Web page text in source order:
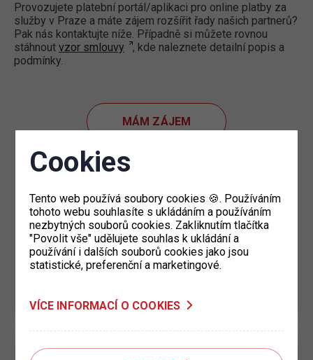
Provozujete platební portál/aplikaci pro online platby za
služby v Praze a máte zájem rozšířit řady našich partnerů?
Pak nás kontaktujte níže. Případně si můžete rovnou
stáhnout vzor smlouvy
, kde naleznete detailní popis a
podmínky.
MÁM ZÁJEM
Cookies
Tento web používá soubory cookies 🍪. Používáním
tohoto webu souhlasíte s ukládáním a používáním
nezbytných souborů cookies. Zakliknutím tlačítka
"Povolit vše" udělujete souhlas k ukládání a
používání i dalších souborů cookies jako jsou
statistické, preferenční a marketingové.
VÍCE INFORMACÍ O COOKIES